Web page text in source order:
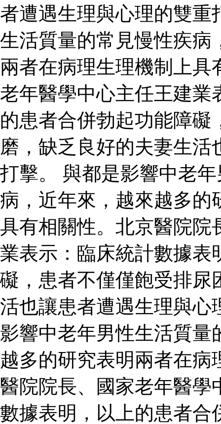
者遭遇生理與心理的雙重
生活質量的常見慢性疾病
兩者在病理生理機制上
老年醫學中心主任王建業
的患者合併勃起功能障
磨，缺乏良好的夫妻生
打擊。 與都是影響中老
病，近年來，越來越多的
具有相關性。北京醫院院
業表示：臨床統計數據表
礙，患者不僅僅飽受排尿
活也讓患者遭遇生理與
影響中老年男性生活質量
越多的研究表明兩者在
醫院院長、國家老年醫學
數據表明，以上的患者合